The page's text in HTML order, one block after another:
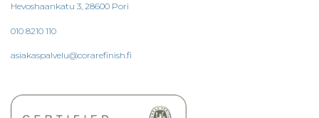
Hevoshaankatu 3, 28600 Pori
010 8210 110
asiakaspalvelu@corarefinish.fi